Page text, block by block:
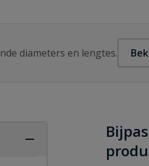
diameters en lengtes.